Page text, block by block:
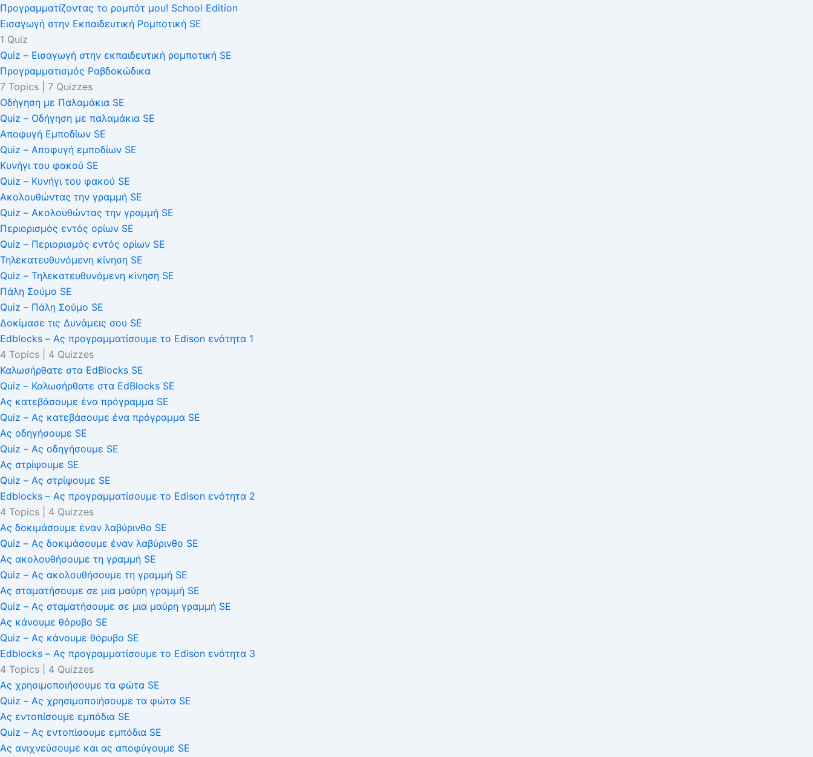
Προγραμματίζοντας το ρομπότ μου! School Edition
Εισαγωγή στην Εκπαιδευτική Ρομποτική SE
1 Quiz
Quiz – Εισαγωγή στην εκπαιδευτική ρομποτική SE
Προγραμματισμός Ραβδοκώδικα
7 Topics
7 Quizzes
Οδήγηση με Παλαμάκια SE
Quiz – Οδήγηση με παλαμάκια SE
Αποφυγή Εμποδίων SE
Quiz – Αποφυγή εμποδίων SE
Κυνήγι του φακού SE
Quiz – Κυνήγι του φακού SE
Ακολουθώντας την γραμμή SE
Quiz – Ακολουθώντας την γραμμή SE
Περιορισμός εντός ορίων SE
Quiz – Περιορισμός εντός ορίων SE
Τηλεκατευθυνόμενη κίνηση SE
Quiz – Τηλεκατευθυνόμενη κίνηση SE
Πάλη Σούμο SE
Quiz – Πάλη Σούμο SE
Δοκίμασε τις Δυνάμεις σου SE
Edblocks – Ας προγραμματίσουμε το Edison ενότητα 1
4 Topics
4 Quizzes
Καλωσήρθατε στα EdBlocks SE
Quiz – Καλωσήρθατε στα EdBlocks SE
Ας κατεβάσουμε ένα πρόγραμμα SE
Quiz – Ας κατεβάσουμε ένα πρόγραμμα SE
Ας οδηγήσουμε SE
Quiz – Ας οδηγήσουμε SE
Ας στρίψουμε SE
Quiz – Ας στρίψουμε SE
Edblocks – Ας προγραμματίσουμε το Edison ενότητα 2
4 Topics
4 Quizzes
Ας δοκιμάσουμε έναν λαβύρινθο SE
Quiz – Ας δοκιμάσουμε έναν λαβύρινθο SE
Ας ακολουθήσουμε τη γραμμή SE
Quiz – Ας ακολουθήσουμε τη γραμμή SE
Ας σταματήσουμε σε μια μαύρη γραμμή SE
Quiz – Ας σταματήσουμε σε μια μαύρη γραμμή SE
Ας κάνουμε θόρυβο SE
Quiz – Ας κάνουμε θόρυβο SE
Edblocks – Ας προγραμματίσουμε το Edison ενότητα 3
4 Topics
4 Quizzes
Ας χρησιμοποιήσουμε τα φώτα SE
Quiz – Ας χρησιμοποιήσουμε τα φώτα SE
Ας εντοπίσουμε εμπόδια SE
Quiz – Ας εντοπίσουμε εμπόδια SE
Ας ανιχνεύσουμε και ας αποφύγουμε SE